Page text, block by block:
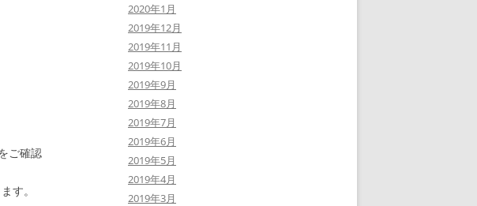
ご確認
す。
2020年1月
2019年12月
2019年11月
2019年10月
2019年9月
2019年8月
2019年7月
2019年6月
2019年5月
2019年4月
2019年3月